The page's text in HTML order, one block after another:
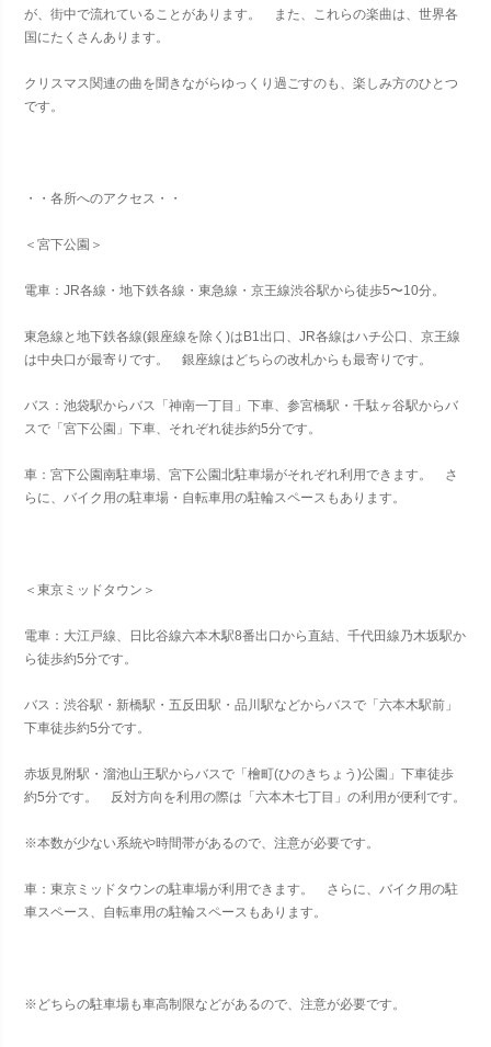
が、街中で流れていることがあります。 また、これらの楽曲は、世界各
国にたくさんあります。
クリスマス関連の曲を聞きながらゆっくり過ごすのも、楽しみ方のひとつ
です。
・・各所へのアクセス・・
＜宮下公園＞
電車：JR各線・地下鉄各線・東急線・京王線渋谷駅から徒歩5〜10分。
東急線と地下鉄各線(銀座線を除く)はB1出口、JR各線はハチ公口、京王線
は中央口が最寄りです。 銀座線はどちらの改札からも最寄りです。
バス：池袋駅からバス「神南一丁目」下車、参宮橋駅・千駄ヶ谷駅からバ
スで「宮下公園」下車、それぞれ徒歩約5分です。
車：宮下公園南駐車場、宮下公園北駐車場がそれぞれ利用できます。 さ
らに、バイク用の駐車場・自転車用の駐輪スペースもあります。
＜東京ミッドタウン＞
電車：大江戸線、日比谷線六本木駅8番出口から直結、千代田線乃木坂駅か
ら徒歩約5分です。
バス：渋谷駅・新橋駅・五反田駅・品川駅などからバスで「六本木駅前」
下車徒歩約5分です。
赤坂見附駅・溜池山王駅からバスで「檜町(ひのきちょう)公園」下車徒歩
約5分です。 反対方向を利用の際は「六本木七丁目」の利用が便利です。
※本数が少ない系統や時間帯があるので、注意が必要です。
車：東京ミッドタウンの駐車場が利用できます。 さらに、バイク用の駐
車スペース、自転車用の駐輪スペースもあります。
※どちらの駐車場も車高制限などがあるので、注意が必要です。